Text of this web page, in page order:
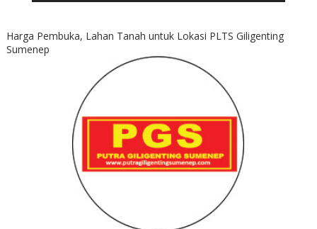
Harga Pembuka, Lahan Tanah untuk Lokasi PLTS Giligenting
Sumenep